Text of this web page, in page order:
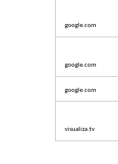
google.com
google.com
google.com
visualiza.tv